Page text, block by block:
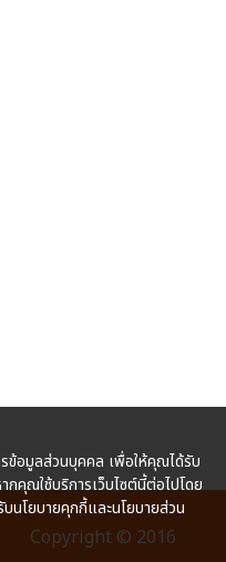
Copyright © 2016
ข้อมูลส่วนบุคคล เพื่อให้คุณได้รับ
กคุณใช้บริการเว็บไซต์นี้ต่อไปโดย
นโยบายคุกกี้และนโยบายส่วน